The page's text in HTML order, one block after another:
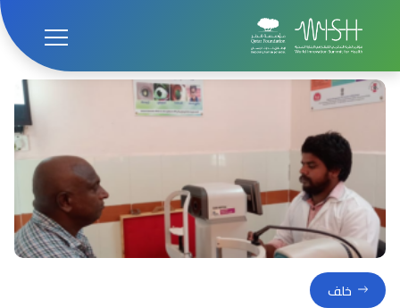
الصفحة الرئيسية ابتكارات
خلف